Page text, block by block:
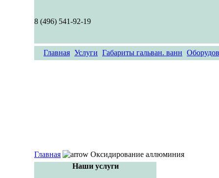
8 (496) 541-92-19
Главная Услуги Габариты гальван. ванн
Главная
Оксидирование аллюминия
Наши услуги